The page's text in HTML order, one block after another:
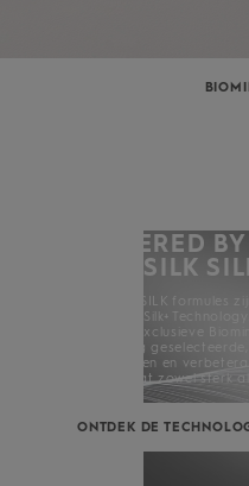
POWERED BY
KERASILK
Alle KERASILK formules
KERASILK Silk+
Kerasilks exclusieve
zorgvuldig
ingrediënten en
creëren dat zowel sterk
ONTDEK DE